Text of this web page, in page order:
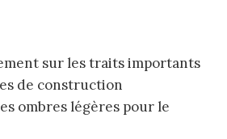
sur les traits importants
de construction
ombres légères pour le